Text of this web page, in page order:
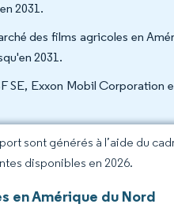
2031.
des films agricoles en
2031.
SE, Exxon Mobil Corporation
sont générés à l’aide du
disponibles en 2026.
en Amérique du Nord